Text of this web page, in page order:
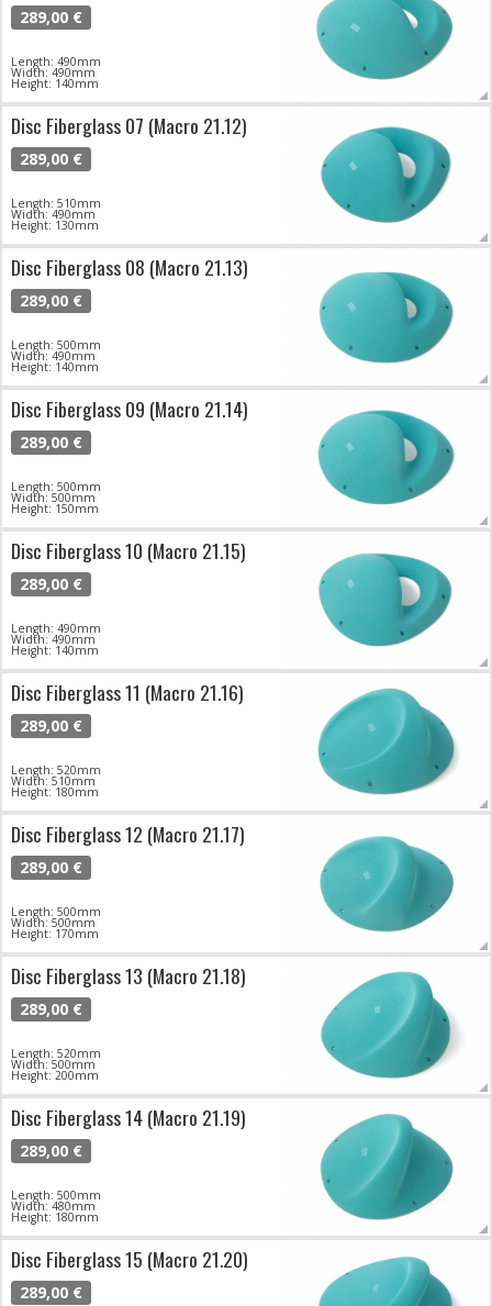
289,00 €
Length: 490mm
Width: 490mm
Height: 140mm
Disc Fiberglass 07 (Macro 21.12)
289,00 €
Length: 510mm
Width: 490mm
Height: 130mm
Disc Fiberglass 08 (Macro 21.13)
289,00 €
Length: 500mm
Width: 490mm
Height: 140mm
Disc Fiberglass 09 (Macro 21.14)
289,00 €
Length: 500mm
Width: 500mm
Height: 150mm
Disc Fiberglass 10 (Macro 21.15)
289,00 €
Length: 490mm
Width: 490mm
Height: 140mm
Disc Fiberglass 11 (Macro 21.16)
289,00 €
Length: 520mm
Width: 510mm
Height: 180mm
Disc Fiberglass 12 (Macro 21.17)
289,00 €
Length: 500mm
Width: 500mm
Height: 170mm
Disc Fiberglass 13 (Macro 21.18)
289,00 €
Length: 520mm
Width: 500mm
Height: 200mm
Disc Fiberglass 14 (Macro 21.19)
289,00 €
Length: 500mm
Width: 480mm
Height: 180mm
Disc Fiberglass 15 (Macro 21.20)
289,00 €